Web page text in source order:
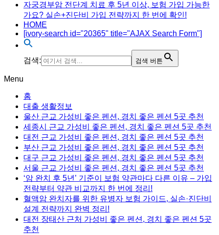
자궁경부암 전단계 치료 후 5년 이상, 보험 가입 가능한
가요? 실손+진단비 가입 전략까지 한 번에 확인!
HOME
[ivory-search id="20365" title="AJAX Search Form"]
검색: 검색 버튼
Menu
홈
대출 생활정보
울산 근교 가성비 좋은 펜션, 경치 좋은 펜션 5곳 추천
세종시 근교 가성비 좋은 펜션, 경치 좋은 펜션 5곳 추천
대전 근교 가성비 좋은 펜션, 경치 좋은 펜션 5곳 추천
부산 근교 가성비 좋은 펜션, 경치 좋은 펜션 5곳 추천
대구 근교 가성비 좋은 펜션, 경치 좋은 펜션 5곳 추천
서울 근교 가성비 좋은 펜션, 경치 좋은 펜션 5곳 추천
‘암 완치 후 5년’ 기준이 보험 약관마다 다른 이유 – 가입
전략부터 약관 비교까지 한 번에 정리!
혈액암 완치자를 위한 유병자 보험 가이드, 실손·진단비
설계 전략까지 완벽 정리!
대전 장태산 근처 가성비 좋은 펜션, 경치 좋은 펜션 5곳
추천